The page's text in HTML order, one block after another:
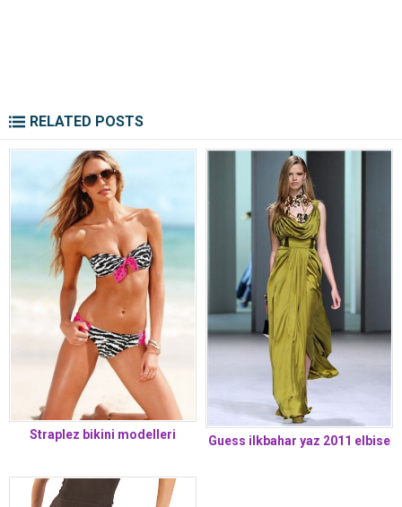
RELATED POSTS
Straplez bikini modelleri Guess ilkbahar yaz 2011 elbise